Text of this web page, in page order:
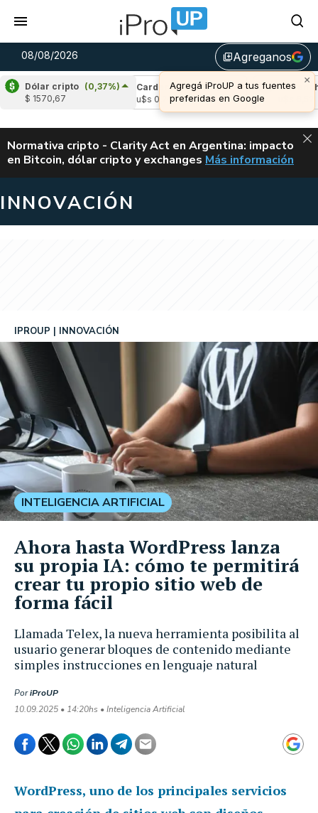
08/08/2026 library_addAgreganos
×
Agregá iProUP a tus fuentes
preferidas en Google
Dólar cripto (0,37%)
$ 1570,67
(1,62%)
Cardano
(-0,73%)
u$s 0,20
Avalanche
u$s 6,52
ALERTA
Normativa cripto - Clarity Act en Argentina: impacto
en Bitcoin, dólar cripto y exchanges CLARITY ACT EN
Más información
INNOVACIÓN
Llamada Telex, la nueva herramienta posibilita al
usuario generar bloques de contenido mediante
simples instrucciones en lenguaje natural
IPROUP INNOVACIÓN
PoriProUP
10.09.2025 • 14:20hs • Inteligencia Artificial
INTELIGENCIA ARTIFICIAL
Ahora hasta WordPress lanza
su propia IA: cómo te permitirá
crear tu propio sitio web de
forma fácil
WordPress, uno de los principales servicios